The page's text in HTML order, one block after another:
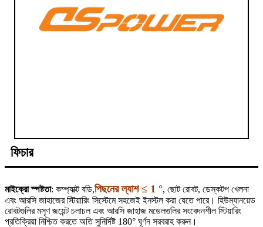
ফিচার
মাইক্রো স্পষ্টতা: কম্প্যাক্ট বডি,পিছনের ল্যাশ ≤ 1 °, ছোট রোবট, ডেস্কটপ খেলনা
এবং আরসি জাহাজের স্টিয়ারিং সিস্টেমে সহজেই ইনস্টল করা যেতে পারে। হিউম্যানয়েড
রোবটগুলির মসৃণ জয়েন্ট চলাচল এবং আরসি জাহাজ মডেলগুলির সংবেদনশীল স্টিয়ারিং
প্রতিক্রিয়া নিশ্চিত করতে অতি সুনির্দিষ্ট 180° ঘূর্ণন সরবরাহ করুন।